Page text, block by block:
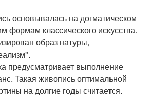
основывалась на догматическом
формам классического искусства.
образ натуры,
предусматривает выполнение
Такая живопись оптимальной
на долгие годы считается.